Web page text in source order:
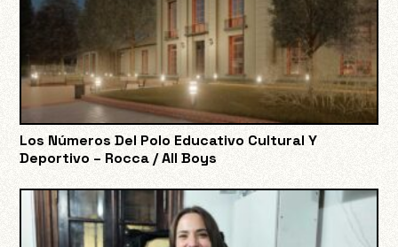
Los Números Del Polo Educativo Cultural Y
Deportivo – Rocca / All Boys